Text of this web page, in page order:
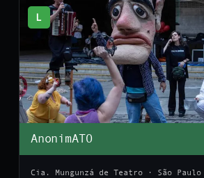
L
AnonimATO
Cia. Mungunzá de Teatro · São Paulo